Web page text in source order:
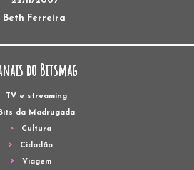
Beth Ferreira
do Bitsmag
TV e streaming
da Madrugada
Cultura
Cidadão
Viagem